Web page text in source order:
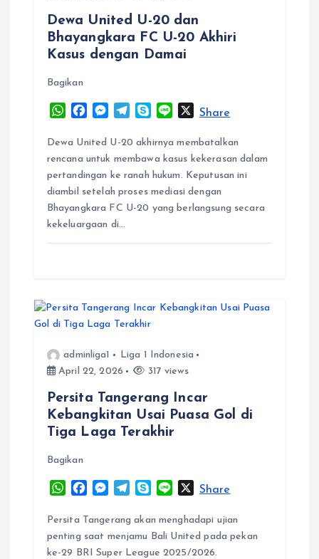
Dewa United U-20 dan
Bhayangkara FC U-20 Akhiri
Kasus dengan Damai
Bagikan
W
a
t
s
A
p
p
c
e
b
o
o
M
s
s
e
n
g
l
e
g
r
a
y
p
e
n
e
XShare
Dewa United U-20 akhirnya membatalkan
rencana untuk membawa kasus kekerasan dalam
pertandingan ke ranah hukum. Keputusan ini
diambil setelah proses mediasi dengan
Bhayangkara FC U-20 yang berlangsung secara
kekeluargaan di…
adminliga1
Liga 1 Indonesia
April 22, 2026
317 views
Persita Tangerang Incar
Kebangkitan Usai Puasa Gol di
Tiga Laga Terakhir
Bagikan
W
a
t
s
c
e
b
M
s
s
e
l
e
g
y
p
e
n
e
XShare
Persita Tangerang akan menghadapi ujian
penting saat menjamu Bali United pada pekan
ke-29 BRI Super League 2025/2026.